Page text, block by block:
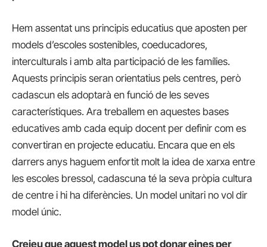
Hem assentat uns principis educatius que aposten per
models d’escoles sostenibles, coeducadores,
interculturals i amb alta participació de les famílies.
Aquests principis seran orientatius pels centres, però
cadascun els adoptarà en funció de les seves
característiques. Ara treballem en aquestes bases
educatives amb cada equip docent per definir com es
convertiran en projecte educatiu. Encara que en els
darrers anys haguem enfortit molt la idea de xarxa entre
les escoles bressol, cadascuna té la seva pròpia cultura
de centre i hi ha diferències. Un model unitari no vol dir
model únic.
Creieu que aquest model us pot donar eines per